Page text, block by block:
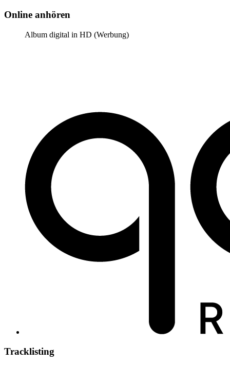
Online anhören
Album digital in HD (Werbung)
Tracklisting